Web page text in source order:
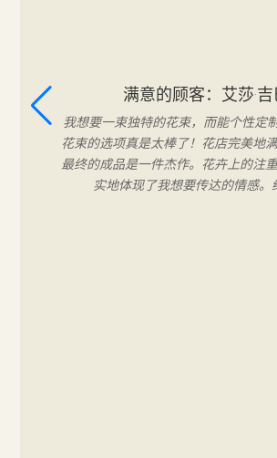
满意的顾客：艾莎·
我想要一束独特的花束，而能个性定
花束的选项真是太棒了！花店完美地
最终的成品是一件杰作。花卉上的注
实地体现了我想要传达的情感。